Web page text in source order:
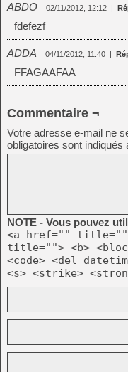
ABDO 02/11/2012, 12:12 |
fdefezf
ADDA 04/11/2012, 11:40 |
FFAGAAFAA
Commentaire ¬
Votre adresse e-mail ne
obligatoires sont indiqués
NOTE - Vous pouvez
<a href=""
title=""> <b>
<code> <del
<s> <strike>